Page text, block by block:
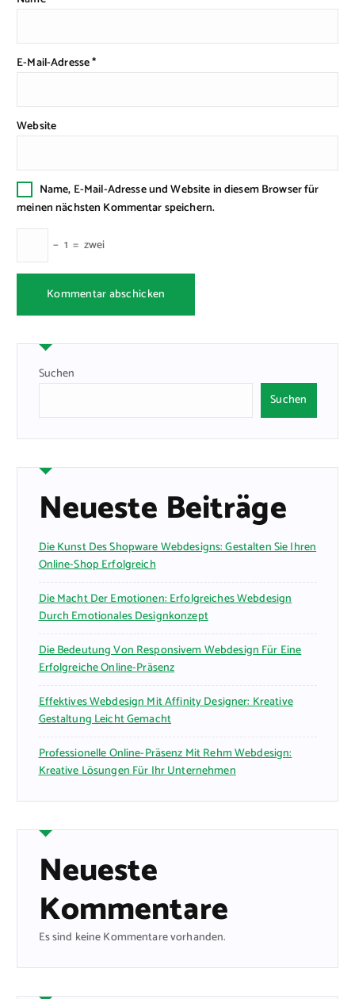
E-Mail-Adresse*
Website
Name, E-Mail-Adresse und Website in diesem Browser für
meinen nächsten Kommentar speichern.
− 1 = zwei
Suchen
Suchen
Neueste Beiträge
Die Kunst Des Shopware Webdesigns: Gestalten Sie Ihren
Online-Shop Erfolgreich
Die Macht Der Emotionen: Erfolgreiches Webdesign
Durch Emotionales Designkonzept
Die Bedeutung Von Responsivem Webdesign Für Eine
Erfolgreiche Online-Präsenz
Effektives Webdesign Mit Affinity Designer: Kreative
Gestaltung Leicht Gemacht
Professionelle Online-Präsenz Mit Rehm Webdesign:
Kreative Lösungen Für Ihr Unternehmen
Neueste
Kommentare
Es sind keine Kommentare vorhanden.